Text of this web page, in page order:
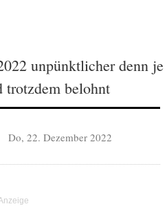
unpünktlicher denn je
trotzdem belohnt
Do, 22. Dezember 2022